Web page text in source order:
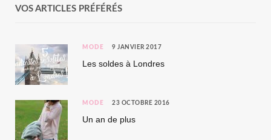
VOS ARTICLES PRÉFÉRÉS
MODE 9 JANVIER 2017
Les soldes à Londres
MODE 23 OCTOBRE 2016
Un an de plus